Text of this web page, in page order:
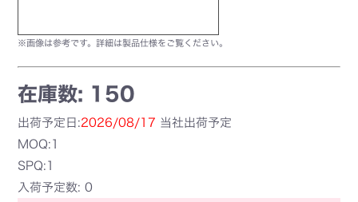
※画像は参考です。詳細は製品仕様をご覧ください。
在庫数: 150
出荷予定日:2026/08/17 当社出荷予定
MOQ:1
SPQ:1
入荷予定数: 0